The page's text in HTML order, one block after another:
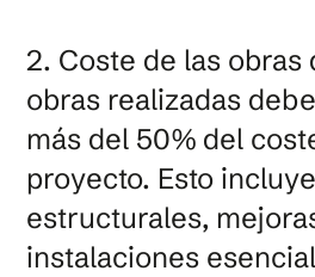
2. Coste de las obras
obras realizadas
más del 50% del
proyecto. Esto
estructurales,
instalaciones